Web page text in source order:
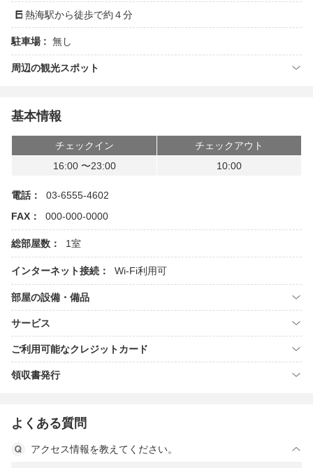
熱海駅から徒歩で約４分
駐車場 : 無し
周辺の観光スポット
基本情報
チェックイン
チェックアウト
16:00 〜23:00
10:00
電話：
03-6555-4602
FAX：
000-000-0000
総部屋数： 1室
インターネット接続： Wi-Fi利用可
部屋の設備・備品
サービス
ご利用可能なクレジットカード
領収書発行
よくある質問
アクセス情報を教えてください。